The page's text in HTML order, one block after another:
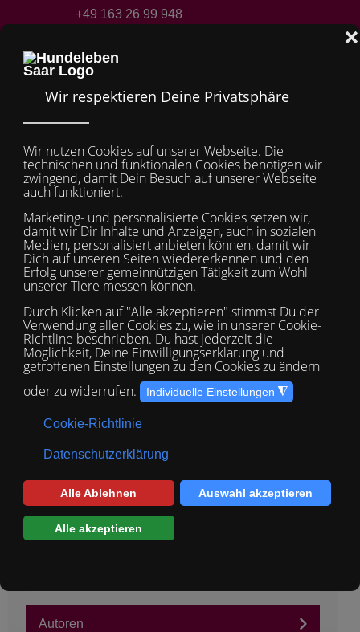
+49 163 26 99 948
Mobile Menu Toggle
TSV Hundeleben Saar e.V.
Suche
Suchen
Informationen
Über diesen Newsblog
Verehrte Besucher!
aktuelle Ereignisse bei Hundeleben Saar.
Wir werden hier ständig Updates und Informationen
zum aktuellen Status unserer Fellnasen, des Vereins,
Autoren